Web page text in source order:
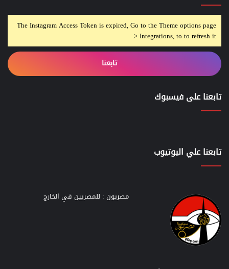
The Instagram Access Token is expired, Go to the Theme options page
> Integrations, to to refresh it.
تابعنا
تابعنا على فيسبوك
تابعنا علي اليوتيوب
مصريون : للمصريين في الخارج